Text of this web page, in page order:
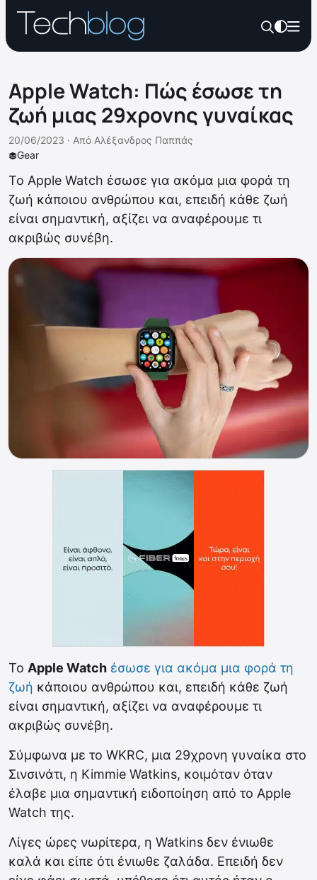
Apple Watch: Πώς έσωσε τη
ζωή μιας 29χρονης γυναίκας
Gear
20/06/2023 · Από Αλέξανδρος Παππάς
Το Apple Watch έσωσε για ακόμα μια φορά τη
ζωή κάποιου ανθρώπου και, επειδή κάθε ζωή
είναι σημαντική, αξίζει να αναφέρουμε τι
ακριβώς συνέβη.
Το Apple Watch έσωσε για ακόμα μια φορά τη
ζωή κάποιου ανθρώπου και, επειδή κάθε ζωή
είναι σημαντική, αξίζει να αναφέρουμε τι
ακριβώς συνέβη.
Σύμφωνα με το WKRC, μια 29χρονη γυναίκα στο
Σινσινάτι, η Kimmie Watkins, κοιμόταν όταν
έλαβε μια σημαντική ειδοποίηση από το Apple
Watch της.
Λίγες ώρες νωρίτερα, η Watkins δεν ένιωθε
καλά και είπε ότι ένιωθε ζαλάδα. Επειδή δεν